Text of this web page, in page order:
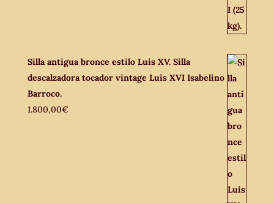
Silla antigua bronce estilo Luis XV. Silla
descalzadora tocador vintage Luis XVI Isabelino
Barroco.
1.800,00€